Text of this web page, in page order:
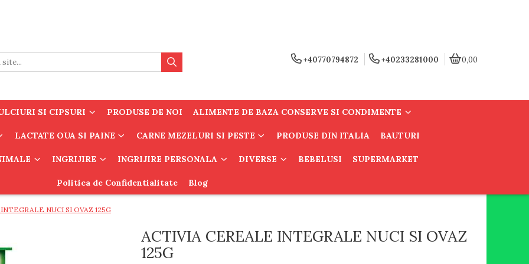
+40770794872 +40233281000 0,00
SI CIPSURI PRODUSE DE NOI ALIMENTE DE BAZA CONSERVE SI CONDIMENTE
LACTATE OUA SI PAINE CARNE MEZELURI SI PESTE PRODUSE DIN ITALIA BAUTURI
INGRIJIRE INGRIJIRE PERSONALA DIVERSE BEBELUSI SUPERMARKET
Politica de Confidentialitate Blog
NUCI SI OVAZ 125G
ACTIVIA CEREALE INTEGRALE NUCI SI OVAZ
125G